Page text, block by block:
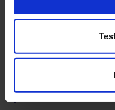
A Landventure
kincskereső
de pár példát
minden
játékosok.